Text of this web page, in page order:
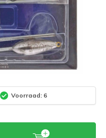
Voorraad: 6